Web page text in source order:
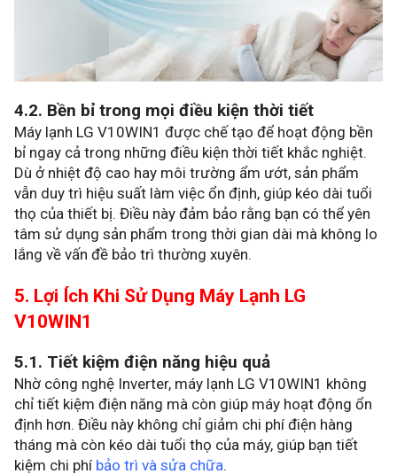
4.2. Bền bỉ trong mọi điều kiện thời tiết
Máy lạnh LG V10WIN1 được chế tạo để hoạt động bền
bỉ ngay cả trong những điều kiện thời tiết khắc nghiệt.
Dù ở nhiệt độ cao hay môi trường ẩm ướt, sản phẩm
vẫn duy trì hiệu suất làm việc ổn định, giúp kéo dài tuổi
thọ của thiết bị. Điều này đảm bảo rằng bạn có thể yên
tâm sử dụng sản phẩm trong thời gian dài mà không lo
lắng về vấn đề bảo trì thường xuyên.
5. Lợi Ích Khi Sử Dụng Máy Lạnh LG
V10WIN1
5.1. Tiết kiệm điện năng hiệu quả
Nhờ công nghệ Inverter, máy lạnh LG V10WIN1 không
chỉ tiết kiệm điện năng mà còn giúp máy hoạt động ổn
định hơn. Điều này không chỉ giảm chi phí điện hàng
tháng mà còn kéo dài tuổi thọ của máy, giúp bạn tiết
kiệm chi phí bảo trì và sửa chữa.